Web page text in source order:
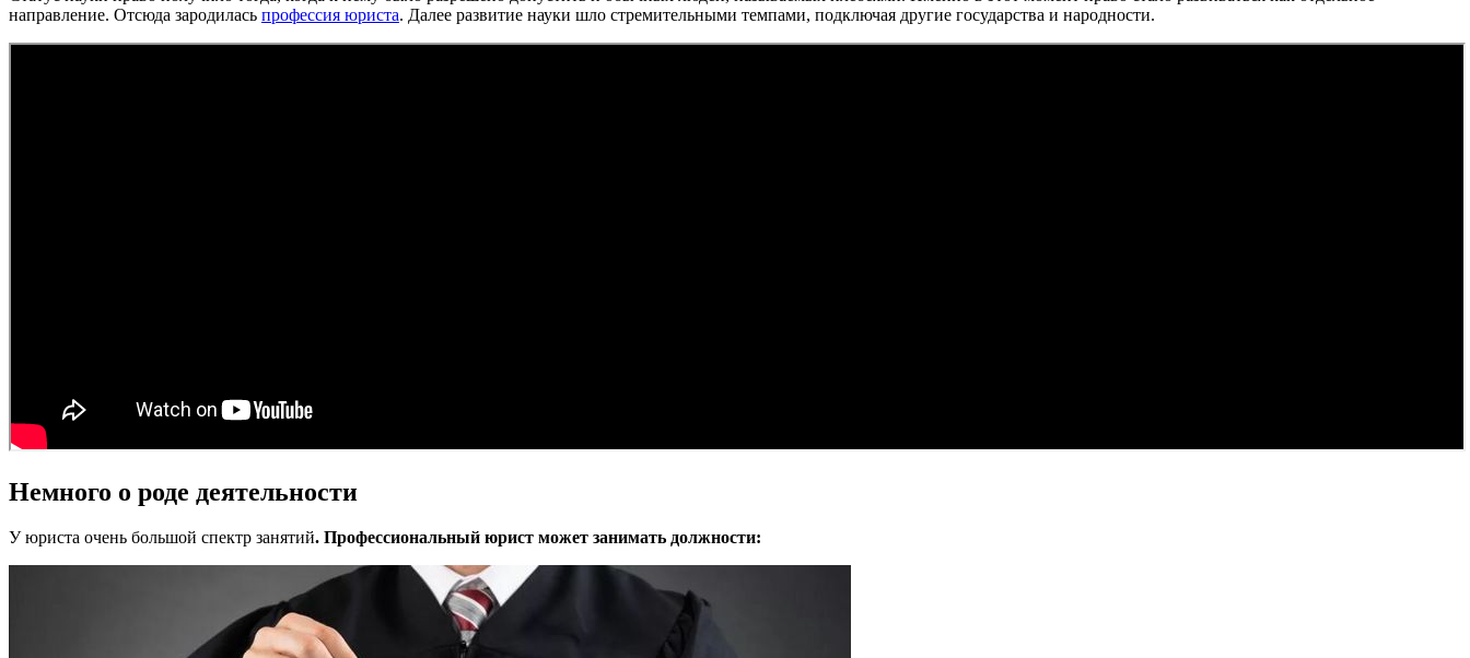
направление. Отсюда зародилась профессия юриста. Далее развитие науки шло стремительными темпами, подключая другие государства и народности.
Немного о роде деятельности
У юриста очень большой спектр занятий. Профессиональный юрист может занимать должности: